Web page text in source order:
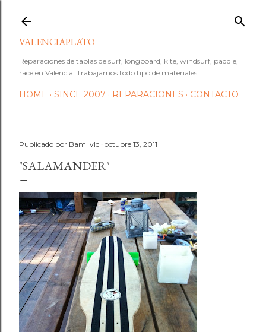
VALENCIAPLATO
Reparaciones de tablas de surf, longboard, kite, windsurf, paddle,
race en Valencia. Trabajamos todo tipo de materiales.
HOME SINCE 2007 REPARACIONES CONTACTO
Publicado por Bam_vlc octubre 13, 2011
"SALAMANDER"